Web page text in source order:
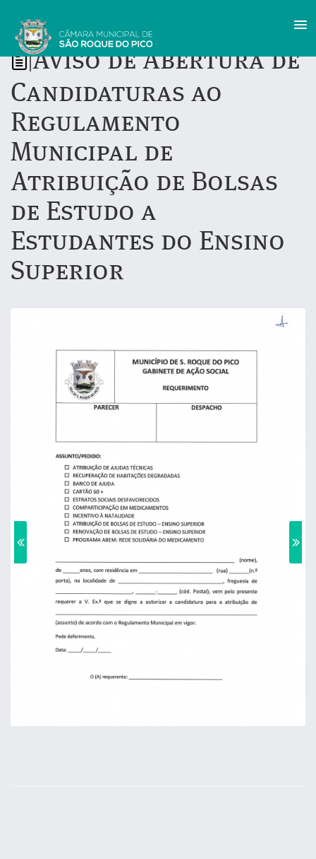
Aviso de Abertura de
Candidaturas ao
Regulamento
Municipal de
Atribuição de Bolsas
de Estudo a
Estudantes do Ensino
Superior